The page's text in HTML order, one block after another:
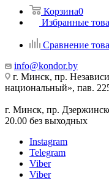
Корзина0
Избранные
Сравнение
info@kondor.by
г. Минск, пр.
национальный», пав.
г. Минск, пр.
20.00 без выходных
Instagram
Telegram
Viber
Viber